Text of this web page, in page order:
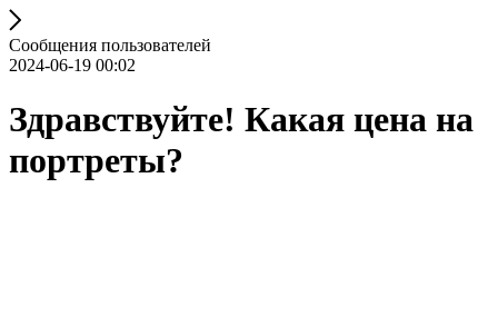
Сообщения пользователей
2024-06-19 00:02
Здравствуйте! Какая цена на
портреты?